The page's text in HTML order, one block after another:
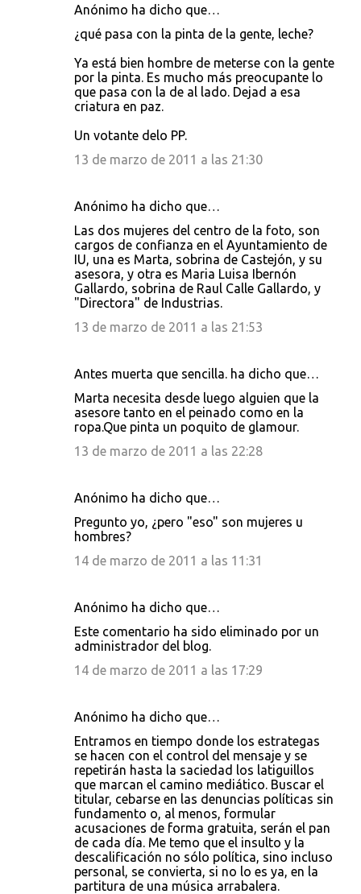
Anónimo ha dicho que…
¿qué pasa con la pinta de la gente, leche?
Ya está bien hombre de meterse con la gente
por la pinta. Es mucho más preocupante lo
que pasa con la de al lado. Dejad a esa
criatura en paz.
Un votante delo PP.
13 de marzo de 2011 a las 21:30
Anónimo ha dicho que…
Las dos mujeres del centro de la foto, son
cargos de confianza en el Ayuntamiento de
IU, una es Marta, sobrina de Castejón, y su
asesora, y otra es Maria Luisa Ibernón
Gallardo, sobrina de Raul Calle Gallardo, y
"Directora" de Industrias.
13 de marzo de 2011 a las 21:53
Antes muerta que sencilla. ha dicho que…
Marta necesita desde luego alguien que la
asesore tanto en el peinado como en la
ropa.Que pinta un poquito de glamour.
13 de marzo de 2011 a las 22:28
Anónimo ha dicho que…
Pregunto yo, ¿pero "eso" son mujeres u
hombres?
14 de marzo de 2011 a las 11:31
Anónimo ha dicho que…
Este comentario ha sido eliminado por un
administrador del blog.
14 de marzo de 2011 a las 17:29
Anónimo ha dicho que…
Entramos en tiempo donde los estrategas
se hacen con el control del mensaje y se
repetirán hasta la saciedad los latiguillos
que marcan el camino mediático. Buscar el
titular, cebarse en las denuncias políticas sin
fundamento o, al menos, formular
acusaciones de forma gratuita, serán el pan
de cada día. Me temo que el insulto y la
descalificación no sólo política, sino incluso
personal, se convierta, si no lo es ya, en la
partitura de una música arrabalera.